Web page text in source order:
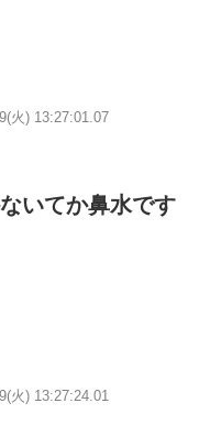
火) 13:27:01.07
いてか鼻水です
火) 13:27:24.01